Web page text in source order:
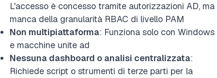
L'accesso è concesso tramite autorizzazioni AD, ma
manca della granularità RBAC di livello PAM
Non multipiattaforma: Funziona solo con Windows
e macchine unite ad
Nessuna dashboard o analisi centralizzata:
Richiede script o strumenti di terze parti per la